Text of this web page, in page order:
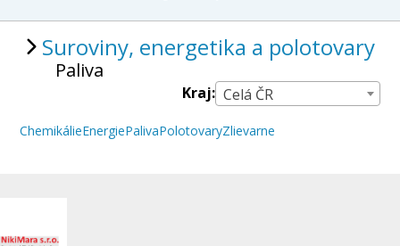
Suroviny, energetika a polotovary
Paliva
Kraj: Celá ČR
ChemikálieEnergiePalivaPolotovaryZlievarne